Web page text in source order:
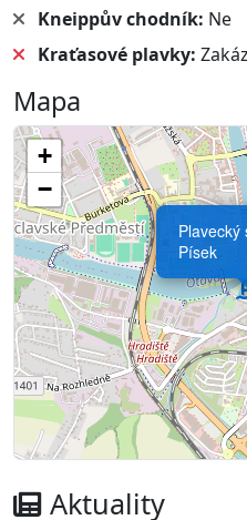
Kneippův chodník: Ne
Kraťasové plavky:
Mapa
Plavecký
Písek
+
−
Aktuality